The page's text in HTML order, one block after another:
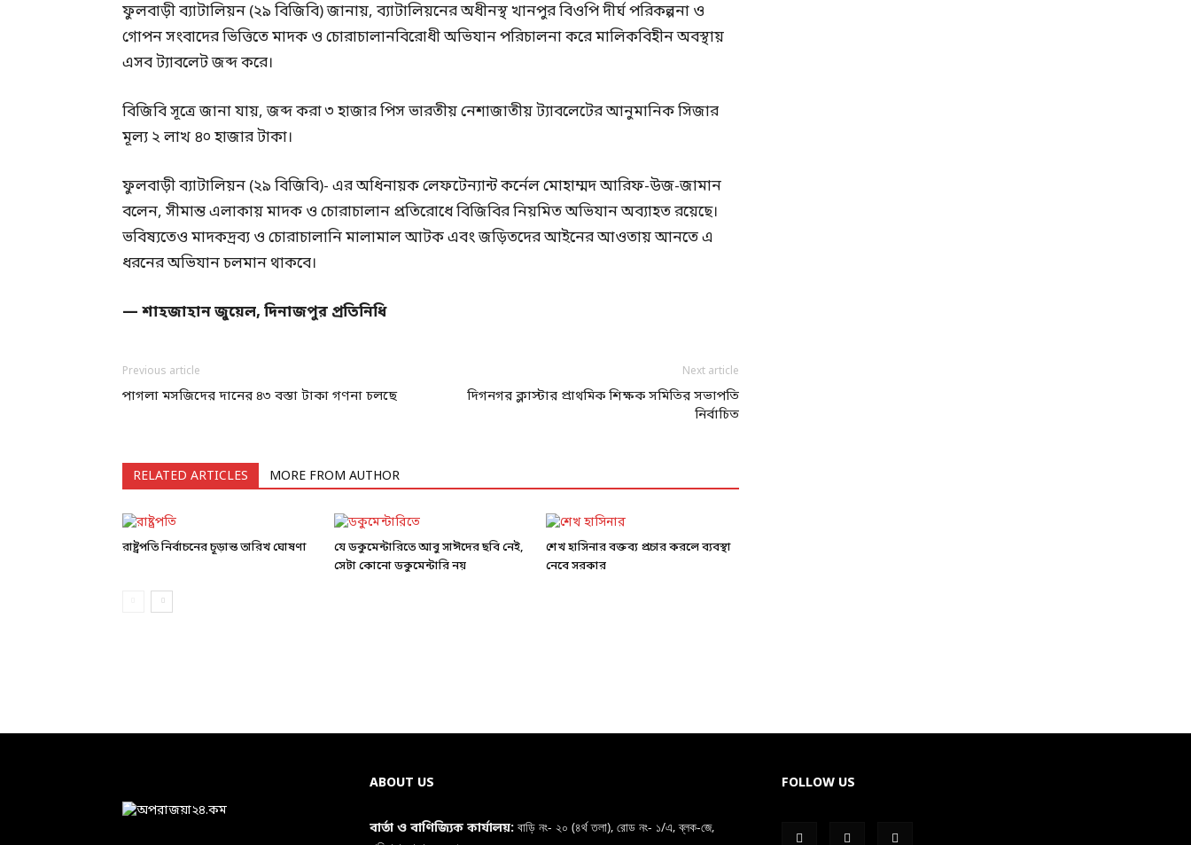
ফুলবাড়ী ব্যাটালিয়ন (২৯ বিজিবি) জানায়, ব্যাটালিয়নের অধীনস্থ খানপুর বিওপি দীর্ঘ পরিকল্পনা ও
গোপন সংবাদের ভিত্তিতে মাদক ও চোরাচালানবিরোধী অভিযান পরিচালনা করে মালিকবিহীন অবস্থায়
এসব ট্যাবলেট জব্দ করে।
বিজিবি সূত্রে জানা যায়, জব্দ করা ৩ হাজার পিস ভারতীয় নেশাজাতীয় ট্যাবলেটের আনুমানিক সিজার
মূল্য ২ লাখ ৪০ হাজার টাকা।
ফুলবাড়ী ব্যাটালিয়ন (২৯ বিজিবি)- এর অধিনায়ক লেফটেন্যান্ট কর্নেল মোহাম্মদ আরিফ-উজ-জামান
বলেন, সীমান্ত এলাকায় মাদক ও চোরাচালান প্রতিরোধে বিজিবির নিয়মিত অভিযান অব্যাহত রয়েছে।
ভবিষ্যতেও মাদকদ্রব্য ও চোরাচালানি মালামাল আটক এবং জড়িতদের আইনের আওতায় আনতে এ
ধরনের অভিযান চলমান থাকবে।
— শাহজাহান জুয়েল, দিনাজপুর প্রতিনিধি
Previous article
পাগলা মসজিদের দানের ৪৩ বস্তা টাকা গণনা চলছে
Next article
দিগনগর ক্লাস্টার প্রাথমিক শিক্ষক সমিতির সভাপতি
নির্বাচিত
RELATED ARTICLES MORE FROM AUTHOR
রাষ্ট্রপতি নির্বাচনের চূড়ান্ত তারিখ ঘোষণা
যে ডকুমেন্টারিতে আবু সাঈদের ছবি নেই,
সেটা কোনো ডকুমেন্টারি নয়
শেখ হাসিনার বক্তব্য প্রচার করলে ব্যবস্থা
নেবে সরকার
ABOUT US
বার্তা ও বাণিজ্যিক কার্যালয়: বাড়ি নং- ২০ (৪র্থ তলা), রোড নং- ১/এ, ব্লক-জে,
FOLLOW US